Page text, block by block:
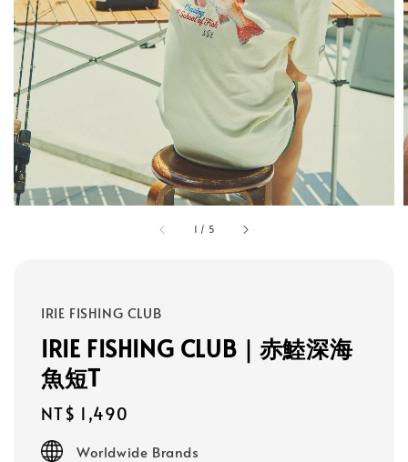
1 / 5
IRIE FISHING CLUB
IRIE FISHING CLUB｜赤鯥深海
魚短T
Regular
price
NT$ 1,490
Worldwide Brands